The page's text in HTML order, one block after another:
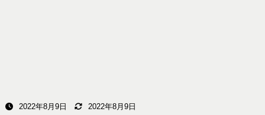
2022年8月9日 2022年8月9日